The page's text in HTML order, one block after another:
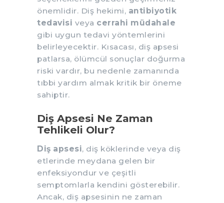
önemlidir. Diş hekimi, antibiyotik
tedavisi veya cerrahi müdahale
gibi uygun tedavi yöntemlerini
belirleyecektir. Kısacası, diş apsesi
patlarsa, ölümcül sonuçlar doğurma
riski vardır, bu nedenle zamanında
tıbbi yardım almak kritik bir öneme
sahiptir.
Diş Apsesi Ne Zaman
Tehlikeli Olur?
Diş apsesi, diş köklerinde veya diş
etlerinde meydana gelen bir
enfeksiyondur ve çeşitli
semptomlarla kendini gösterebilir.
Ancak, diş apsesinin ne zaman